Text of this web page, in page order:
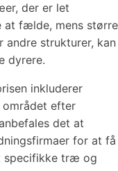
der er let
fælde, mens større
strukturer, kan
dyrere.
inkluderer
efter
det at
for at få
specifikke træ og